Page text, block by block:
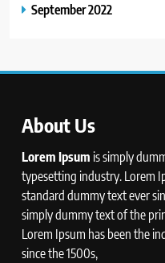
September 2022
About Us
Lorem Ipsum is simply
typesetting industry. Lorem
standard dummy text ever
simply dummy text of the
Lorem Ipsum has been the
since the 1500s,